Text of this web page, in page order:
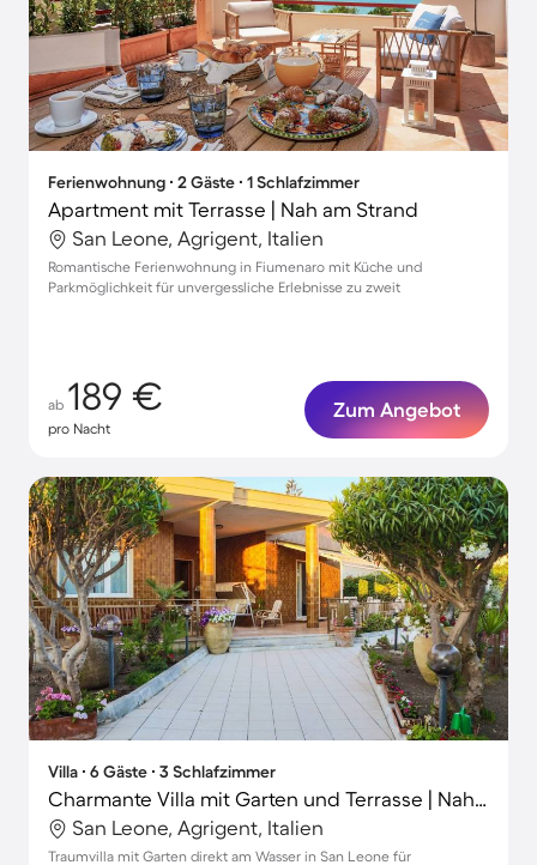
Ferienwohnung ∙ 2 Gäste ∙ 1 Schlafzimmer
Apartment mit Terrasse | Nah am Strand
San Leone, Agrigent, Italien
Romantische Ferienwohnung in Fiumenaro mit Küche und
Parkmöglichkeit für unvergessliche Erlebnisse zu zweit
ab 189 €
pro Nacht
Zum Angebot
Villa ∙ 6 Gäste ∙ 3 Schlafzimmer
Charmante Villa mit Garten und Terrasse | Nah am Strand
San Leone, Agrigent, Italien
Traumvilla mit Garten direkt am Wasser in San Leone für